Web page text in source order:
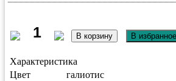
Характеристика
Цвет
галиотис